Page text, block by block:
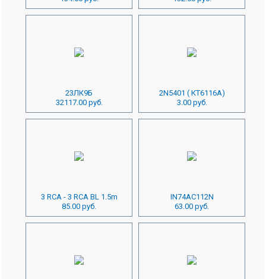
23ЛК9Б
32117.00 руб.
2N5401 ( КТ6116А)
3.00 руб.
3 RCA - 3 RCA BL 1.5m
85.00 руб.
IN74AC112N
63.00 руб.